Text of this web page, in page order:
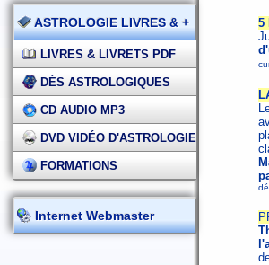
ASTROLOGIE LIVRES & +
LIVRES & LIVRETS PDF
DÉS ASTROLOGIQUES
CD AUDIO MP3
DVD VIDÉO D'ASTROLOGIE
FORMATIONS
Internet Webmaster
5